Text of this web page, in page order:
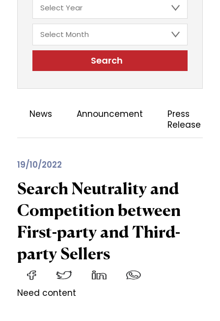
Search
News Announcement
Press
Release
19/10/2022
Search Neutrality and
Competition between
First-party and Third-
party Sellers
Need content